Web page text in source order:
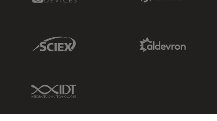
Sciex Link
IDT Link